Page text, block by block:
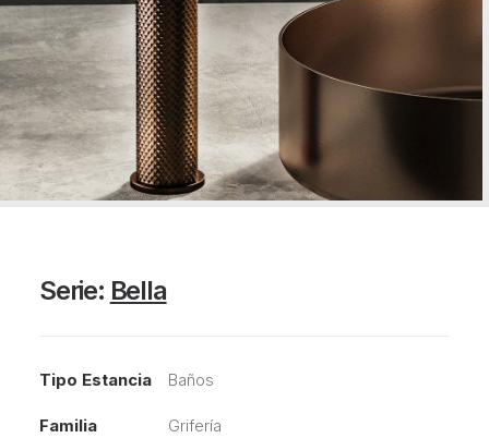
Serie: Bella
Tipo Estancia Baños
Familia Grifería